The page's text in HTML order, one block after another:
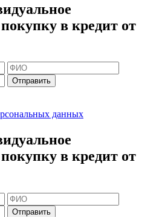
в кредит от
Отправить
данных
в кредит от
Отправить